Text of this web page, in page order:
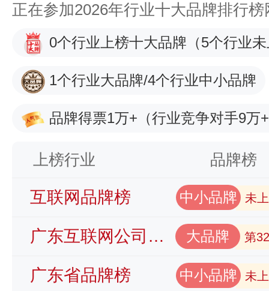
正在参加2026年行业十大品牌排行
0个行业上榜十大品牌 （5个行业
1个行业大品牌/4个行业中小品牌
品牌得票1万+ （行业竞争对手9万
上榜行业 品牌榜
互联网品牌榜 中小品牌 未
广东互联网公司品牌榜 大品牌 第
广东省品牌榜 中小品牌 未